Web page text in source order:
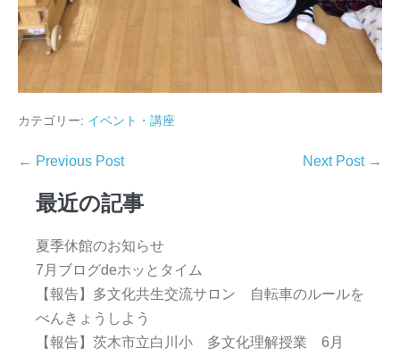
カテゴリー: イベント・講座
← Previous Post Next Post →
最近の記事
夏季休館のお知らせ
7月ブログdeホッとタイム
【報告】多文化共生交流サロン 自転車のルールを
べんきょうしよう
【報告】茨木市立白川小 多文化理解授業 6月